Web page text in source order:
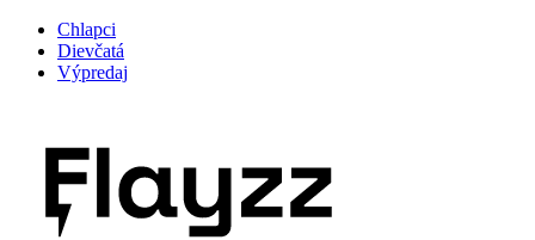
Chlapci
Dievčatá
Výpredaj